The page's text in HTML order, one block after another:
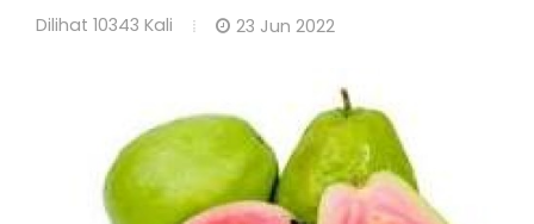
Dilihat 10343 Kali 23 Jun 2022